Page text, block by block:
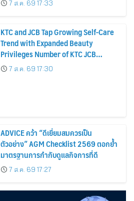
7 ส.ค. 69 17:33
KTC and JCB Tap Growing Self-Care
Trend with Expanded Beauty
Privileges Number of KTC JCB
Cardmembers Spending on
Cosmetics Rises 26%
7 ส.ค. 69 17:30
ADVICE คว้า “ดีเยี่ยมสมควรเป็น
ตัวอย่าง” AGM Checklist 2569 ตอกย้ำ
มาตรฐานการกำกับดูแลกิจการที่ดี
7 ส.ค. 69 17:27